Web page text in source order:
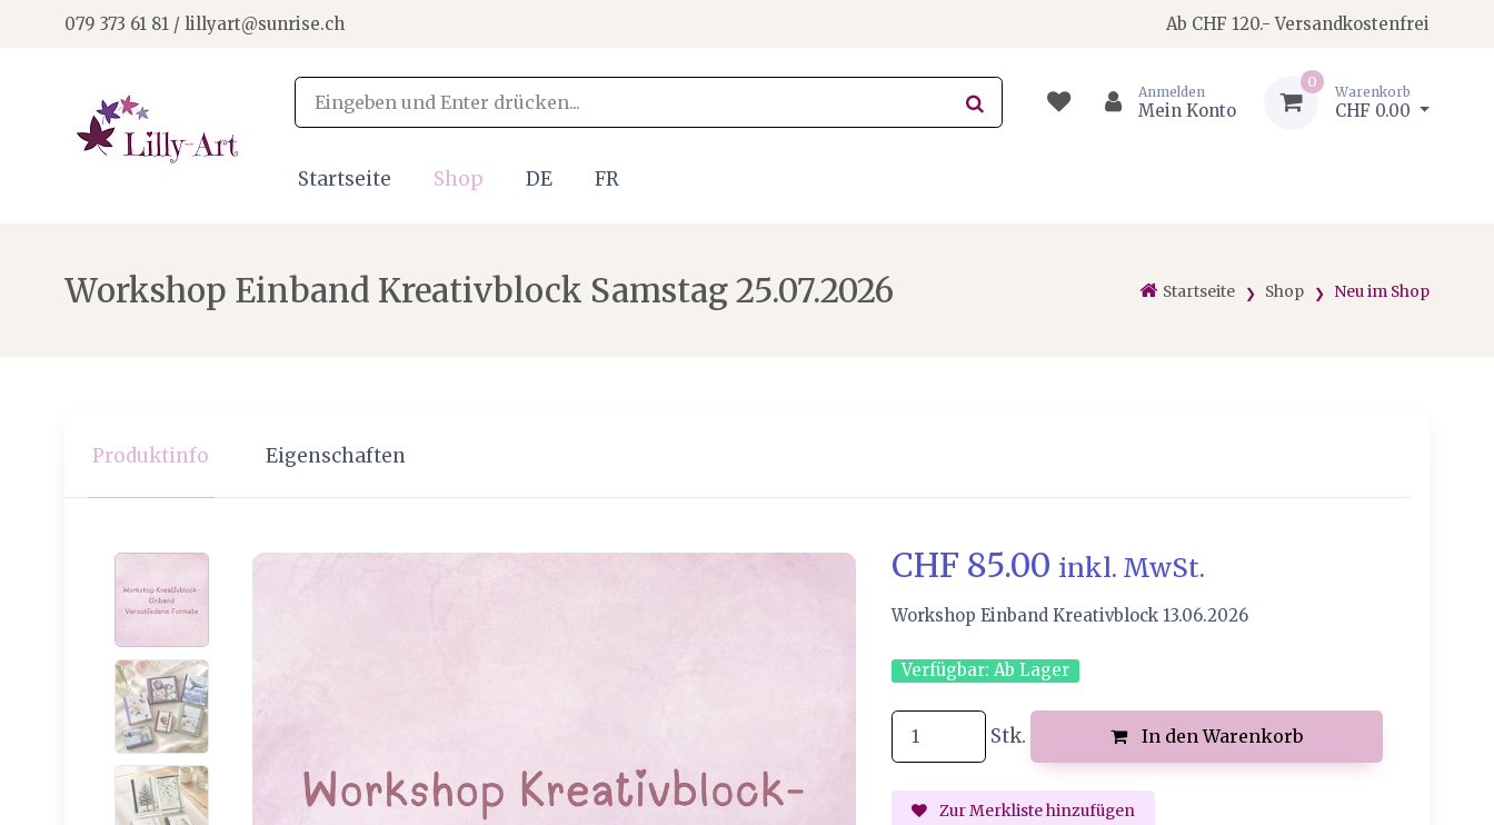
079 373 61 81 / lillyart@sunrise.ch Ab CHF 120.- Versandkostenfrei
Anmelden
Mein Konto
0
Warenkorb
CHF 0.00
Startseite Shop DE FR
Startseite Shop Neu im Shop
Workshop Einband Kreativblock Samstag 25.07.2026
Produktinfo Eigenschaften
CHF 85.00 inkl. MwSt.
Workshop Einband Kreativblock 13.06.2026
Verfügbar: Ab Lager
Stk. In den Warenkorb
Zur Merkliste hinzufügen